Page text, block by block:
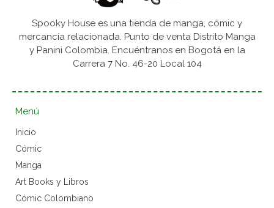
Spooky House es una tienda de manga, cómic y
mercancía relacionada. Punto de venta Distrito Manga
y Panini Colombia. Encuéntranos en Bogotá en la
Carrera 7 No. 46-20 Local 104
Menú
Inicio
Cómic
Manga
Art Books y Libros
Cómic Colombiano